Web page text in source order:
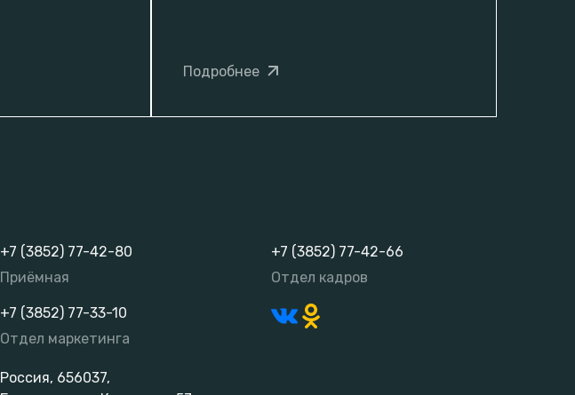
Подробнее
+7 (3852) 77-42-80
Приёмная
+7 (3852) 77-33-10
Отдел маркетинга
Россия, 656037,
+7 (3852) 77-42-66
Отдел кадров